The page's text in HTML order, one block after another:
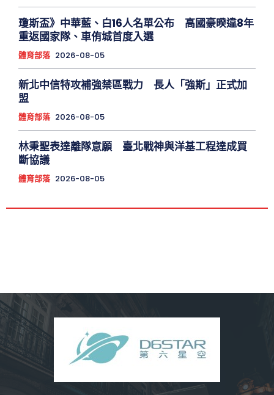
瓊斯盃》中華藍、白16人名單公布 高國豪暌違8年
重返國家隊、車侑城首度入選
體育部落 2026-08-05
新北中信特攻補強禁區戰力 長人「強斯」正式加
盟
體育部落 2026-08-05
林秉聖表達離隊意願 臺北戰神與洋基工程達成買
斷協議
體育部落 2026-08-05